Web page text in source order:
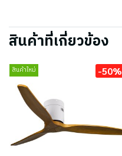
สินค้าที่เกี่ยวข้อง
สินค้าใหม่ -50%